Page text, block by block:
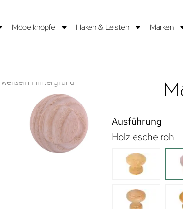
Möbelknöpfe Haken & Leisten Marken
Ausführung
Holz esche roh